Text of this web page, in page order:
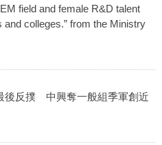
field and female R&D talent
colleges.” from the Ministry
後反撲 中興奪一般組季軍創近